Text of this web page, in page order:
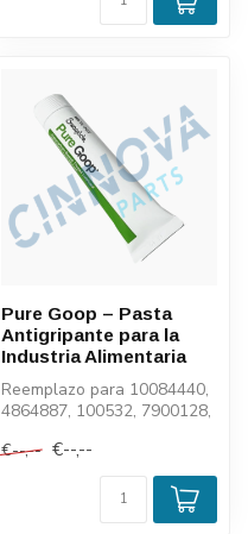
Pure Goop – Pasta
Antigripante para la
Industria Alimentaria
Reemplazo para 10084440,
4864887, 100532, 7900128,
TL-PGT
€--,-- €--,--